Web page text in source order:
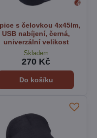
s čelovkou 4x45lm,
USB nabíjení, černá,
univerzální velikost
Skladem
270 Kč
Do košíku